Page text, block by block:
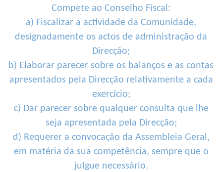
Compete ao Conselho Fiscal:
a) Fiscalizar a actividade da Comunidade,
designadamente os actos de administração da
Direcção;
b) Elaborar parecer sobre os balanços e as contas
apresentados pela Direcção relativamente a cada
exercício;
c) Dar parecer sobre qualquer consulta que lhe
seja apresentada pela Direcção;
d) Requerer a convocação da Assembleia Geral,
em matéria da sua competência, sempre que o
julgue necessário.